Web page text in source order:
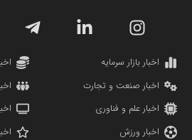
دانشگاه سئوی ایران
مریم حاج نوروز نظری
اخبار بازار سرمایه
اخبار صنعت و تجارت
اخبار علم و فناوری
اخبار ورزش